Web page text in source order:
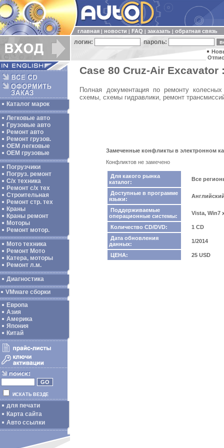
главная новости FAQ заказать обратная связь
логин: пароль:
Каталог марок
Легковые авто
Грузовые авто
Ремонт авто
Ремонт грузов.
ОЕМ легковые
OEM грузовые
Погрузчики
Погруз. ремонт
С/х техника
Ремонт с/х тех
Строительная
Ремонт стр. тех
Краны
Краны ремонт
Моторы
Ремонт мотор.
Мото техника
Ремонт Мото
Катера, моторы
Ремонт л.м.
Диагностика
VMware сборки
Европа
Азия
Америка
Япония
Китай
ИСКАТЬ ВЕЗДЕ
для печати
Карта сайта
Авто ссылки
Case 80 Cruz-Air Excavator
Полная документация по ремонту
схемы, схемы гидравлики, ремонт
Замеченные конфликты в электронном
Конфликтов не замечено
Для какого рынка
каталог:
Все
Доступные в программе
языки:
Поддерживаемые
операционные системы:
Vista, Win7
Количество CD/DVD:
1 CD
Дата обновления
данных:
1/2014
ЦЕНА: 25 USD